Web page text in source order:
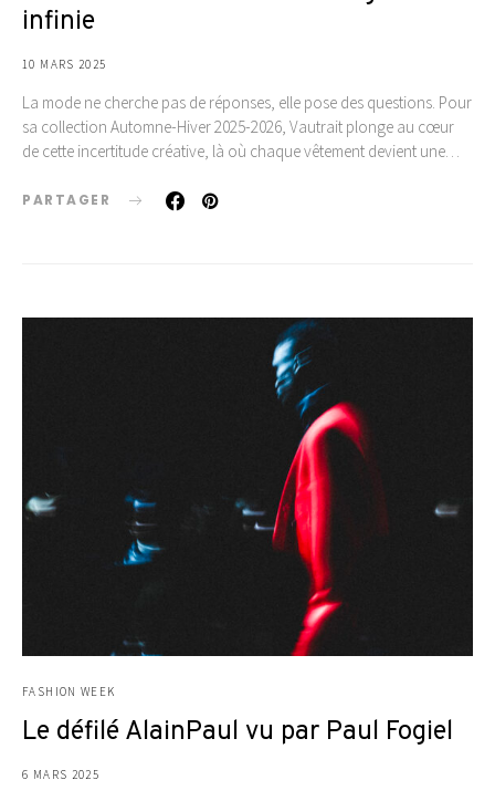
infinie
10 MARS 2025
La mode ne cherche pas de réponses, elle pose des questions. Pour
sa collection Automne-Hiver 2025-2026, Vautrait plonge au cœur
de cette incertitude créative, là où chaque vêtement devient une…
PARTAGER
FASHION WEEK
Le défilé AlainPaul vu par Paul Fogiel
6 MARS 2025